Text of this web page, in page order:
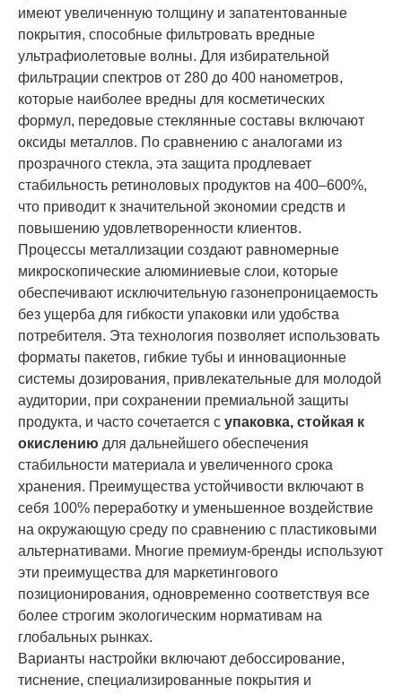
имеют увеличенную толщину и запатентованные
покрытия, способные фильтровать вредные
ультрафиолетовые волны. Для избирательной
фильтрации спектров от 280 до 400 нанометров,
которые наиболее вредны для косметических
формул, передовые стеклянные составы включают
оксиды металлов. По сравнению с аналогами из
прозрачного стекла, эта защита продлевает
стабильность ретиноловых продуктов на 400–600%,
что приводит к значительной экономии средств и
повышению удовлетворенности клиентов.
Процессы металлизации создают равномерные
микроскопические алюминиевые слои, которые
обеспечивают исключительную газонепроницаемость
без ущерба для гибкости упаковки или удобства
потребителя. Эта технология позволяет использовать
форматы пакетов, гибкие тубы и инновационные
системы дозирования, привлекательные для молодой
аудитории, при сохранении премиальной защиты
продукта, и часто сочетается с упаковка, стойкая к
окислению для дальнейшего обеспечения
стабильности материала и увеличенного срока
хранения. Преимущества устойчивости включают в
себя 100% переработку и уменьшенное воздействие
на окружающую среду по сравнению с пластиковыми
альтернативами. Многие премиум-бренды используют
эти преимущества для маркетингового
позиционирования, одновременно соответствуя все
более строгим экологическим нормативам на
глобальных рынках.
Варианты настройки включают дебоссирование,
тиснение, специализированные покрытия и